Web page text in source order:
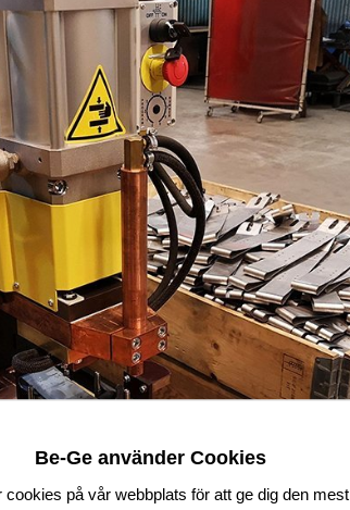
Be-Ge använder Cookies
cookies på vår webbplats för att ge dig den mest